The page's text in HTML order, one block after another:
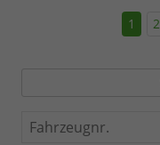
1 2
Fahrzeugnr.